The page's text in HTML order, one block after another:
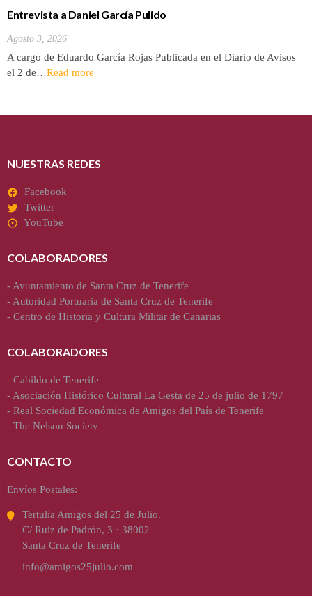
Entrevista a Daniel García Pulido
Agosto 3, 2026
A cargo de Eduardo García Rojas Publicada en el Diario de Avisos
el 2 de…Read more
NUESTRAS REDES
Facebook
Twitter
YouTube
COLABORADORES
- Ayuntamiento de Santa Cruz de Tenerife
- Autoridad Portuaria de Santa Cruz de Tenerife
- Centro de Historia y Cultura Militar de Canarias
COLABORADORES
- Cabildo de Tenerife
- Asociación Histórico Cultural La Gesta de 25 de julio de 1797
- Real Sociedad Económica de Amigos del País de Tenerife
- The Nelson Society
CONTACTO
Envíos Postales:
Tertulia Amigos del 25 de Julio.
C/ Ruíz de Padrón, 3 · 38002
Santa Cruz de Tenerife
info@amigos25julio.com